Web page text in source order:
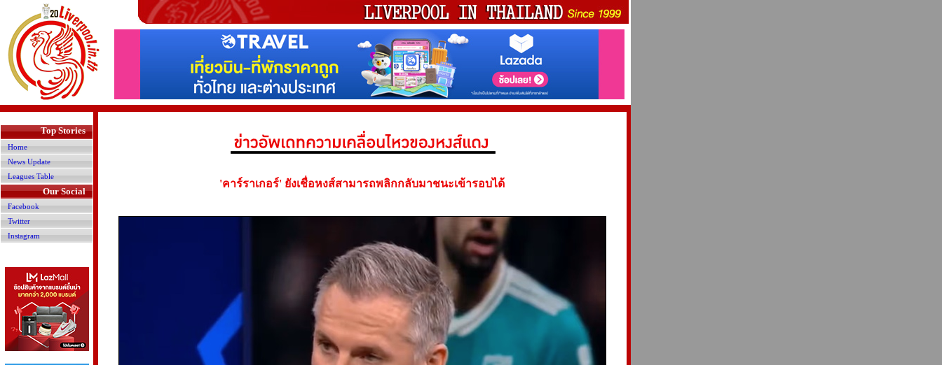
Top Stories
Home
News Update
Leagues Table
Our Social
Facebook
Twitter
Instagram
'คาร์ราเกอร์' ยังเชื่อหงส์สามารถพลิกกลับมาชนะเข้ารอบได้